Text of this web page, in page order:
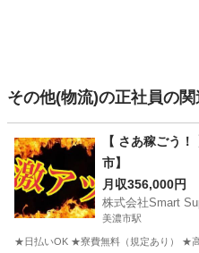
その他(物流)の正社員の
【 さあ稼ごう
市】
月収356,000円
株式会社Smart
美濃市駅
★日払いOK ★寮費無料（規定あり） ★高